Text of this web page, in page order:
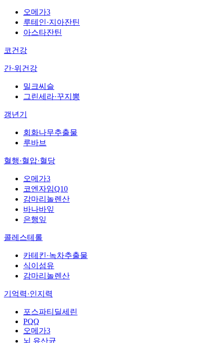
오메가3
루테인·지아잔틴
아스타잔틴
코건강
간·위건강
밀크씨슬
그린세라·꾸지뽕
갱년기
회화나무추출물
루바브
혈행·혈압·혈당
오메가3
코엔자임Q10
감마리놀렌산
바나바잎
은행잎
콜레스테롤
카테킨·녹차추출물
식이섬유
감마리놀렌산
기억력·인지력
포스파티딜세린
PQQ
오메가3
뇌 유산균